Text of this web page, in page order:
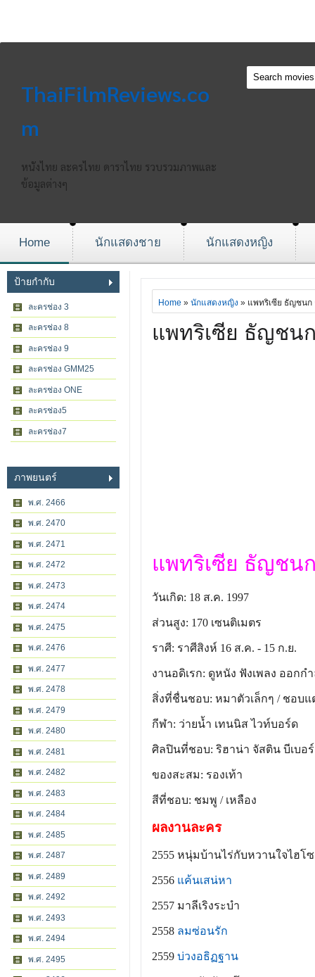
ThaiFilmReviews.co
m
หนังไทย ละครไทย ดาราไทย รวบรวมภาพและ
ข้อมูลต่างๆ
Home นักแสดงชาย นักแสดงหญิง
ป้ายกำกับ
ละครช่อง 3
ละครช่อง 8
ละครช่อง 9
ละครช่อง GMM25
ละครช่อง ONE
ละครช่อง5
ละครช่อง7
ภาพยนตร์
พ.ศ. 2466
พ.ศ. 2470
พ.ศ. 2471
พ.ศ. 2472
พ.ศ. 2473
พ.ศ. 2474
พ.ศ. 2475
พ.ศ. 2476
พ.ศ. 2477
พ.ศ. 2478
พ.ศ. 2479
พ.ศ. 2480
พ.ศ. 2481
พ.ศ. 2482
พ.ศ. 2483
พ.ศ. 2484
พ.ศ. 2485
พ.ศ. 2487
พ.ศ. 2489
พ.ศ. 2492
พ.ศ. 2493
พ.ศ. 2494
พ.ศ. 2495
Home » นักแสดงหญิง » แพทริเซีย ธัญชนก
แพทริเซีย ธัญชน
แพทริเซีย ธัญชน
วันเกิด: 18 ส.ค. 1997
ส่วนสูง: 170 เซนติเมตร
ราศี: ราศีสิงห์ 16 ส.ค. - 15 ก.ย.
งานอดิเรก: ดูหนัง ฟังเพลง ออกก
สิ่งที่ชื่นชอบ: หมาตัวเล็กๆ / ชอบแ
กีฬา: ว่ายน้ำ เทนนิส ไวท์บอร์ด
ศิลปินที่ชอบ: ริฮาน่า จัสติน บีเบอร์
ของสะสม: รองเท้า
สีที่ชอบ: ชมพู / เหลือง
ผลงานละคร
2555 หนุ่มบ้านไร่กับหวานใจไฮโซ
2556 แค้นเสน่หา
2557 มาลีเริงระบำ
2558 ลมซ่อนรัก
2559 บ่วงอธิฏฐาน